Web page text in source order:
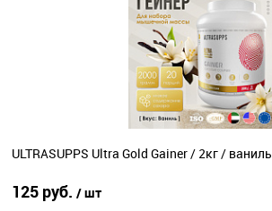
ULTRASUPPS Ultra Gold Gainer / 2кг / ваниль
125 руб. / шт